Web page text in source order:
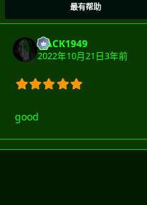
最有帮助
HACK1949
2022年10月21日3年前
good